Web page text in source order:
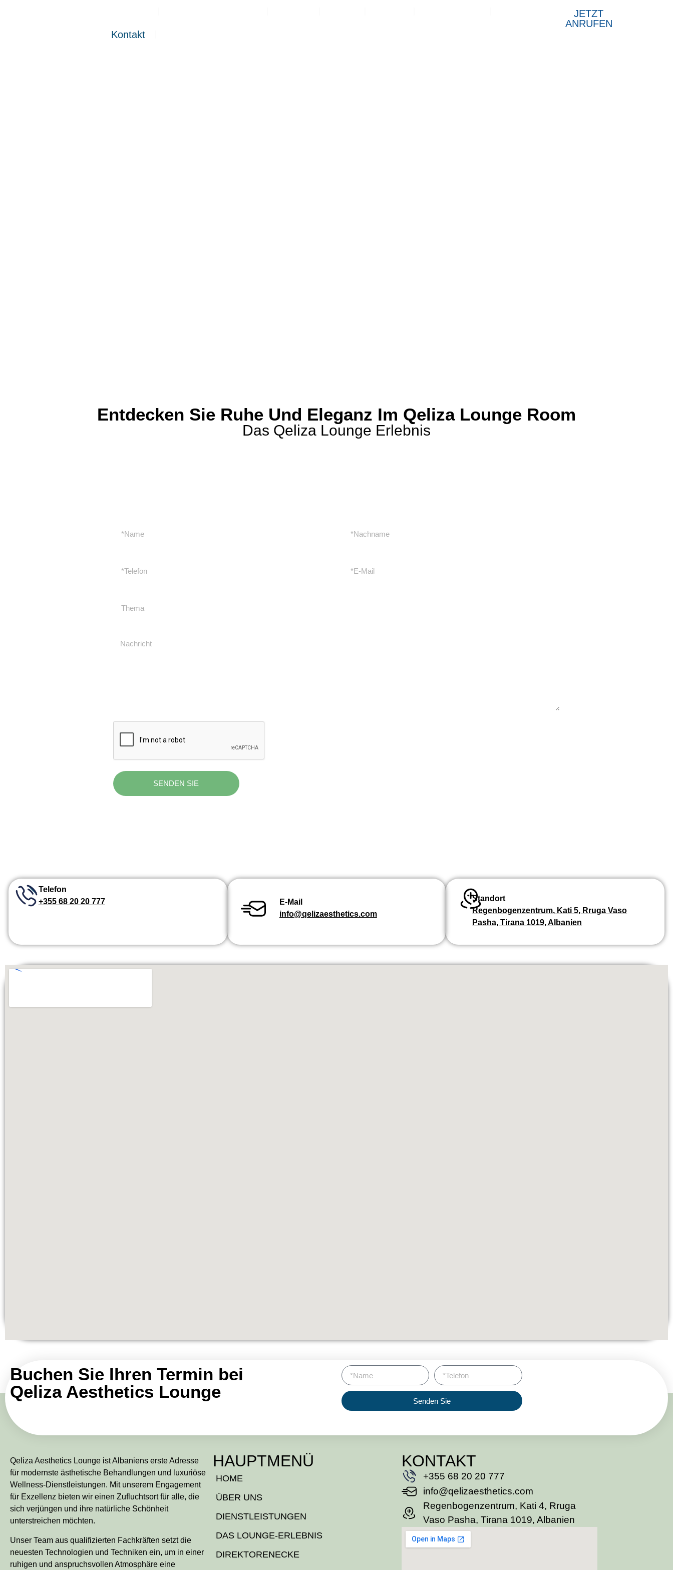
Kontakt
JETZT
ANRUFEN
Entdecken Sie Ruhe Und Eleganz Im Qeliza Lounge Room
Das Qeliza Lounge Erlebnis
SENDEN SIE
Telefon
+355 68 20 20 777
E-Mail
info@qelizaesthetics.com
Standort
Regenbogenzentrum, Kati 5, Rruga Vaso
Pasha, Tirana 1019, Albanien
Buchen Sie Ihren Termin bei
Qeliza Aesthetics Lounge
Senden Sie
Qeliza Aesthetics Lounge ist Albaniens erste Adresse
für modernste ästhetische Behandlungen und luxuriöse
Wellness-Dienstleistungen. Mit unserem Engagement
für Exzellenz bieten wir einen Zufluchtsort für alle, die
sich verjüngen und ihre natürliche Schönheit
unterstreichen möchten.
Unser Team aus qualifizierten Fachkräften setzt die
neuesten Technologien und Techniken ein, um in einer
ruhigen und anspruchsvollen Atmosphäre eine
HAUPTMENÜ
HOME
ÜBER UNS
DIENSTLEISTUNGEN
DAS LOUNGE-ERLEBNIS
DIREKTORENECKE
KONTAKT
+355 68 20 20 777
info@qelizaesthetics.com
Regenbogenzentrum, Kati 4, Rruga
Vaso Pasha, Tirana 1019, Albanien